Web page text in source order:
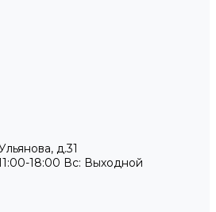
д.31
18:00 Вс: Выходной